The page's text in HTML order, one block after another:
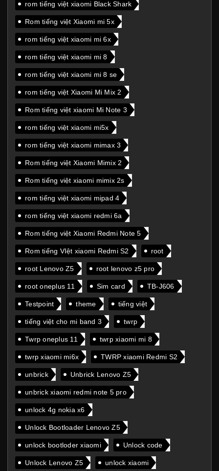
rom tiếng việt xiaomi Black Shark
Rom tiếng việt Xiaomi mi 5x
rom tiếng việt xiaomi mi 6x
rom tiếng việt xiaomi mi 8
rom tiếng việt xiaomi mi 8 se
rom tiếng việt Xiaomi Mi Mix 2
Rom tiếng việt xiaomi Mi Note 3
rom tiếng việt xiaomi mi5x
rom tiếng việt xiaomi mimax 3
Rom tiếng việt Xiaomi Mimix 2
Rom tiếng việt xiaomi mimix 2s
rom tiếng việt xiaomi mipad 4
rom tiếng việt xiaomi redmi 6a
Rom tiếng việt Xiaomi Redmi Note 5
Rom tiếng VIệt xiaomi Redmi S2 root
root Lenovo Z5 root lenovo z5 pro
root oneplus 11 Sim card TB-J606
Testpoint theme tiếng việt
tiếng việt cho mi band 3 twrp
Twrp oneplus 11 twrp xiaomi mi 8
twrp xiaomi mi6x TWRP xiaomi Redmi S2
unbrick Unbrick Lenovo Z5
unbrick xiaomi redmi note 5 pro
unlock 4g nokia x6
Unlock Bootloader Lenovo Z5
unlock bootloder xiaomi Unlock code
Unlock Lenovo Z5 unlock xiaomi